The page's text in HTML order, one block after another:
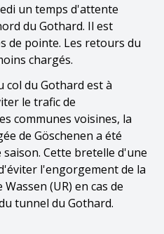
un temps d'attente
du Gothard. Il est
de pointe. Les retours du
chargés.
col du Gothard est à
le trafic de
communes voisines, la
de Göschenen a été
saison. Cette bretelle d'une
l'engorgement de la
(UR) en cas de
tunnel du Gothard.